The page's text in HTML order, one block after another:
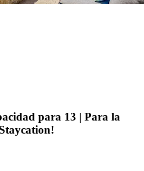
para 13 | Para la